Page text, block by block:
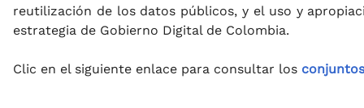
reutilización de los datos públicos, y el uso y
estrategia de Gobierno Digital de Colombia.
Clic en el siguiente enlace para consultar los